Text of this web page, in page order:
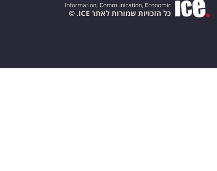
Information, Communication, Economic
כל הזכויות שמורות לאתר ICE. ©